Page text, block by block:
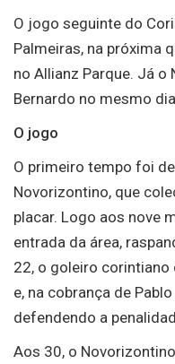
O jogo seguinte do
Palmeiras, na próxima
no Allianz Parque. Já
Bernardo no mesmo
O jogo
O primeiro tempo foi
Novorizontino, que
placar. Logo aos nove
entrada da área,
22, o goleiro corintiano
e, na cobrança de
defendendo a
Aos 30, o